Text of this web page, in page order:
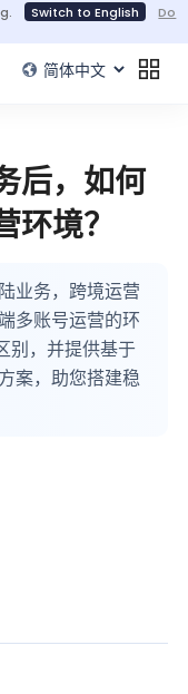
Switch to English
Do
后，如何
境？
业务，跨境运营
多账号运营的环
别，并提供基于
案，助您搭建稳